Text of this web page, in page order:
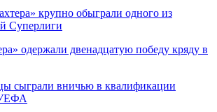
крупно обыграли одного из
Суперлиги
одержали двенадцатую победу кряду в
сыграли вничью в квалификации